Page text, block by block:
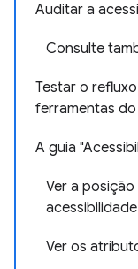
Auditar a
Consulte
Testar o
ferramentas
A guia
Ver a
acessibilidade
Ver os